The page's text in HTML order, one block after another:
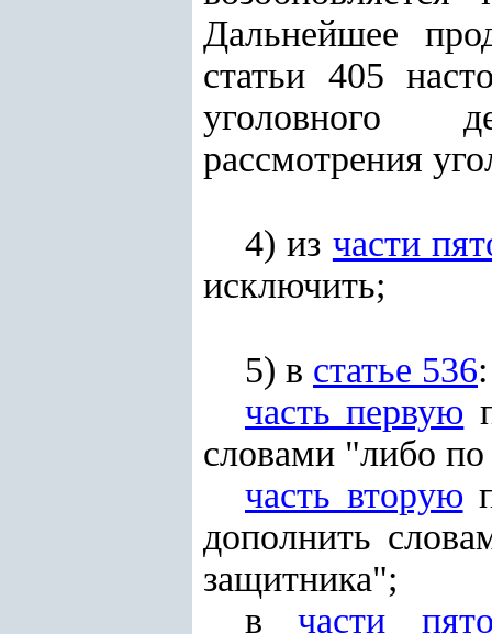
Дальнейшее
статьи 405
уголовного
рассмотрения
4) из части
исключить;
5) в статье 536:
часть первую
словами "либо по
часть вторую
дополнить
защитника";
вчасти